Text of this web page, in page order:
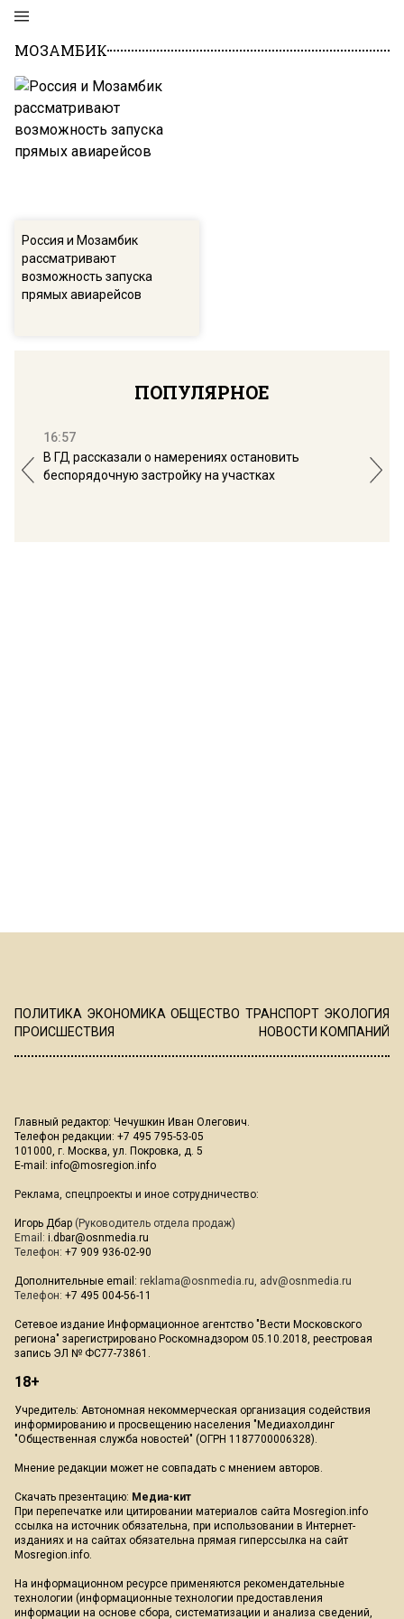
МОЗАМБИК
Россия и Мозамбик
рассматривают
возможность запуска
прямых авиарейсов
ПОПУЛЯРНОЕ
16:57
В ГД рассказали о намерениях остановить
беспорядочную застройку на участках
ПОЛИТИКА ЭКОНОМИКА ОБЩЕСТВО ТРАНСПОРТ ЭКОЛОГИЯ
ПРОИСШЕСТВИЯ
НОВОСТИ КОМПАНИЙ
Главный редактор: Чечушкин Иван Олегович.
Телефон редакции: +7 495 795-53-05
101000, г. Москва, ул. Покровка, д. 5
E-mail: info@mosregion.info
Реклама, спецпроекты и иное сотрудничество:
Игорь Дбар (Руководитель отдела продаж)
Email: i.dbar@osnmedia.ru
Телефон: +7 909 936-02-90
Дополнительные email: reklama@osnmedia.ru, adv@osnmedia.ru
Телефон: +7 495 004-56-11
Сетевое издание Информационное агентство "Вести Московского
региона" зарегистрировано Роскомнадзором 05.10.2018, реестровая
запись ЭЛ № ФС77-73861.
18+
Учредитель: Автономная некоммерческая организация содействия
информированию и просвещению населения "Медиахолдинг
"Общественная служба новостей" (ОГРН 1187700006328).
Мнение редакции может не совпадать с мнением авторов.
Скачать презентацию: Медиа-кит
При перепечатке или цитировании материалов сайта Mosregion.info
ссылка на источник обязательна, при использовании в Интернет-
изданиях и на сайтах обязательна прямая гиперссылка на сайт
Mosregion.info.
На информационном ресурсе применяются рекомендательные
технологии (информационные технологии предоставления
информации на основе сбора, систематизации и анализа сведений,